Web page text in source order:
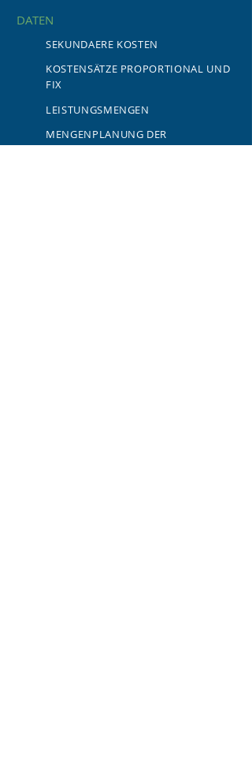
DATEN
SEKUNDAERE KOSTEN
KOSTENSÄTZE PROPORTIONAL UND
FIX
LEISTUNGSMENGEN
MENGENPLANUNG DER
GEMEINKOSTEN